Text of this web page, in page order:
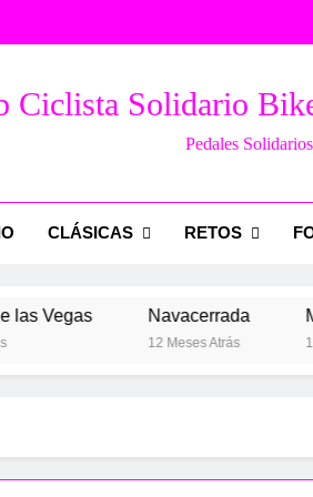
Ciclista Solidario
Pedales Solidarios
CLÁSICAS RETOS
Vegas Navacerrada
12 Meses Atrás 1